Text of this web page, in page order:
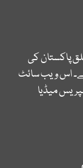
پاکستان کی
اس ویب سائٹ
میڈیا